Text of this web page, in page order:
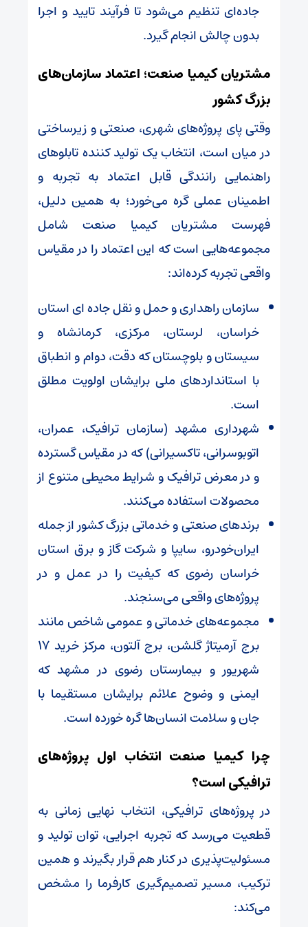
جاده‌ای تنظیم می‌شود تا فرآیند تایید و اجرا
بدون چالش انجام گیرد.
مشتریان کیمیا صنعت؛ اعتماد سازمان‌های
بزرگ کشور
وقتی پای پروژه‌های شهری، صنعتی و زیرساختی
در میان است، انتخاب یک تولید کننده تابلوهای
راهنمایی رانندگی قابل اعتماد به تجربه و
اطمینان عملی گره می‌خورد؛ به همین دلیل،
فهرست مشتریان کیمیا صنعت شامل
مجموعه‌هایی است که این اعتماد را در مقیاس
واقعی تجربه کرده‌اند:
سازمان راهداری و حمل‌ و نقل جاده ای استان
خراسان، لرستان، مرکزی، کرمانشاه و
سیستان و بلوچستان که دقت، دوام و انطباق
با استانداردهای ملی برایشان اولویت مطلق
است.
شهرداری‌ مشهد (سازمان ترافیک، عمران،
اتوبوسرانی، تاکسیرانی) که در مقیاس گسترده
و در معرض ترافیک و شرایط محیطی متنوع از
محصولات استفاده می‌کنند.
برندهای صنعتی و خدماتی بزرگ کشور از جمله
ایران‌خودرو، سایپا و شرکت گاز و برق استان
خراسان رضوی که کیفیت را در عمل و در
پروژه‌های واقعی می‌سنجند.
مجموعه‌های خدماتی و عمومی شاخص مانند
برج آرمیتاژ گلشن، برج آلتون، مرکز خرید ۱۷
شهریور و بیمارستان رضوی در مشهد که
ایمنی و وضوح علائم برایشان مستقیما با
جان و سلامت انسان‌ها گره خورده است.
چرا کیمیا صنعت انتخاب اول پروژه‌های
ترافیکی است؟
در پروژه‌های ترافیکی، انتخاب نهایی زمانی به
قطعیت می‌رسد که تجربه اجرایی، توان تولید و
مسئولیت‌پذیری در کنار هم قرار بگیرند و همین
ترکیب، مسیر تصمیم‌گیری کارفرما را مشخص
می‌کند: